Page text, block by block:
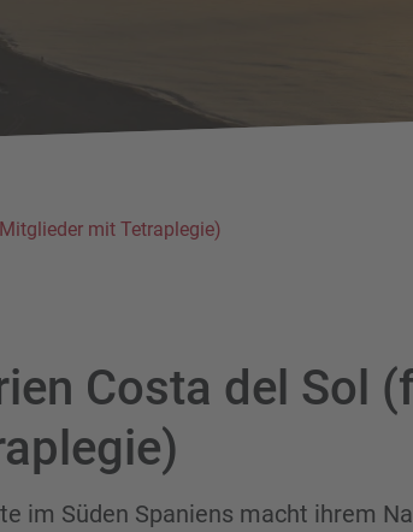
mit Tetraplegie)
Costa del Sol
im Süden Spaniens macht ihrem